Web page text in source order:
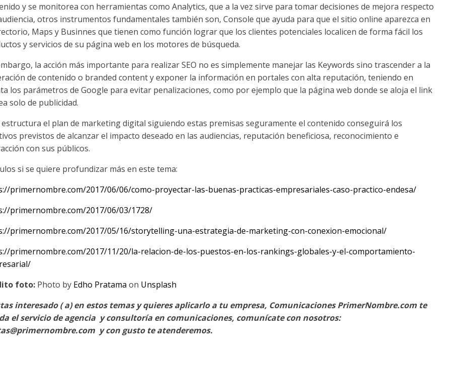
y se monitorea con herramientas como Analytics, que a la vez sirve para tomar decisiones de mejora respecto
otros instrumentos fundamentales también son, Console que ayuda para que el sitio online aparezca en
Maps y Businnes que tienen como función lograr que los clientes potenciales localicen de forma fácil los
y servicios de su página web en los motores de búsqueda.
la acción más importante para realizar SEO no es simplemente manejar las Keywords sino trascender a la
de contenido o branded content y exponer la información en portales con alta reputación, teniendo en
los parámetros de Google para evitar penalizaciones, como por ejemplo que la página web donde se aloja el link
solo de publicidad.
estructura el plan de marketing digital siguiendo estas premisas seguramente el contenido conseguirá los
previstos de alcanzar el impacto deseado en las audiencias, reputación beneficiosa, reconocimiento e
con sus públicos.
si se quiere profundizar más en este tema:
primernombre.com/2017/06/06/como-proyectar-las-buenas-practicas-empresariales-caso-practico-endesa/
primernombre.com/2017/06/03/1728/
primernombre.com/2017/05/16/storytelling-una-estrategia-de-marketing-con-conexion-emocional/
primernombre.com/2017/11/20/la-relacion-de-los-puestos-en-los-rankings-globales-y-el-comportamiento-
foto: Photo by Edho Pratama on Unsplash
interesado ( a) en estos temas y quieres aplicarlo a tu empresa, Comunicaciones PrimerNombre.com te
el servicio de agencia y consultoría en comunicaciones, comunícate con nosotros:
y con gusto te atenderemos.